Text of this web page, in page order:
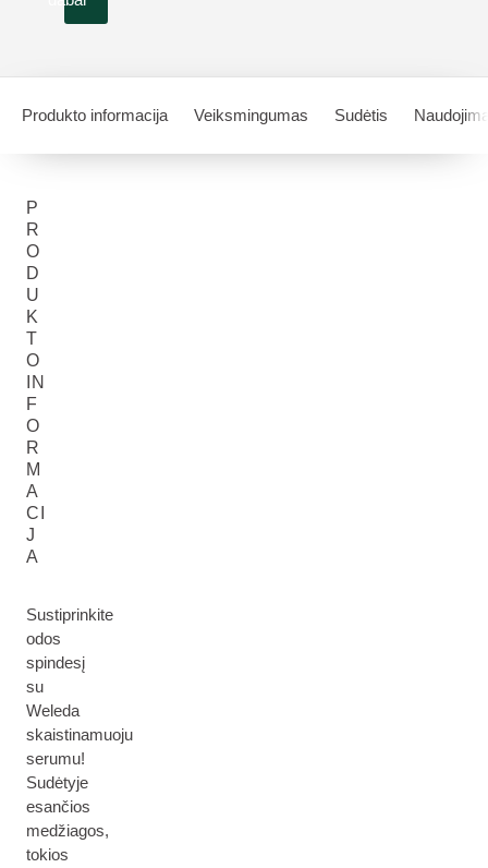
Produkto informacija Veiksmingumas Sudėtis
P
R
O
D
U
K
T
O
IN
F
O
R
M
A
CI
J
A
Sustiprinkite
odos
spindesį
su
Weleda
skaistinamuoju
serumu!
Sudėtyje
esančios
medžiagos,
tokios